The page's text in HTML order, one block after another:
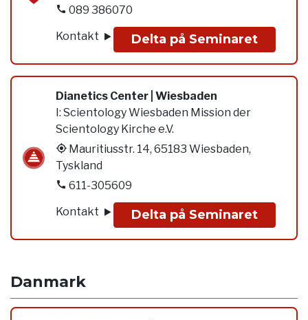
089 386070
Kontakt
Delta på Seminaret
Dianetics Center | Wiesbaden
I: Scientology Wiesbaden Mission der
Scientology Kirche e.V.
Mauritiusstr. 14, 65183 Wiesbaden,
Tyskland
611-305609
Kontakt
Delta på Seminaret
Danmark